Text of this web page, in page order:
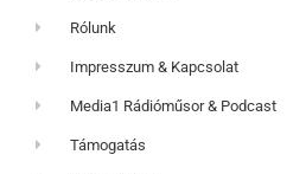
Rólunk
Impresszum & Kapcsolat
Media1 Rádióműsor & Podcast
Támogatás